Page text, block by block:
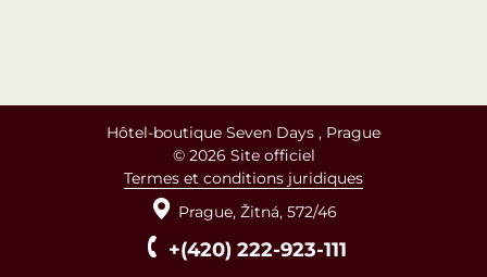
Hôtel-boutique Seven Days , Prague
© 2026 Site officiel
Termes et conditions juridiques
Prague, Žitná, 572/46
+(420) 222-923-111